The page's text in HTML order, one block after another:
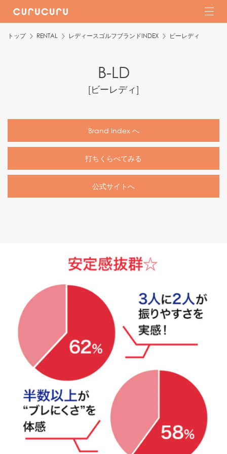
トップ RENTAL レディースゴルフブランドINDEX ビーレディ
B-LD
[ビーレディ]
Brand Index へ
打ちくらべてみる
公式サイトへ